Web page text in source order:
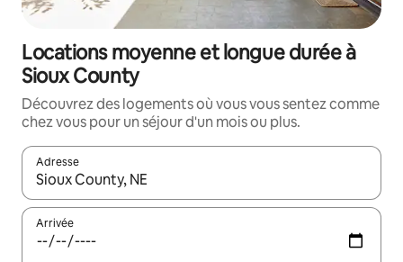
Locations moyenne et longue durée à
Sioux County
Découvrez des logements où vous vous sentez comme
chez vous pour un séjour d'un mois ou plus.
Adresse
Lorsque les résultats s'affichent, utilisez les flèches vers le
Arrivée